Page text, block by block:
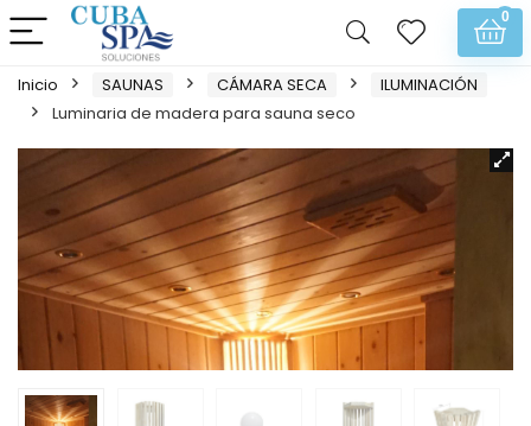
0
Inicio SAUNAS CÁMARA SECA
ILUMINACIÓN
Luminaria de madera para sauna seco